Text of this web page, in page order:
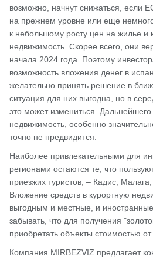
возможно, начнут снижаться, если
на прежнем уровне или еще
к небольшому росту цен на жилье и
недвижимость. Скорее всего, они
начала 2024 года. Поэтому
возможность вложения денег в
желательно принять решение в
ситуация для них выгодна, но в
это может измениться.
недвижимость, особенно
точно не предвидится.
Наиболее привлекательными для
регионами остаются те, что
приезжих туристов, – Кадис,
Вложение средств в курортную
выгодным и местные, и
забывать, что для получения
приобретать объекты стоимостью
Компания MIRBEZVIZ предлагает